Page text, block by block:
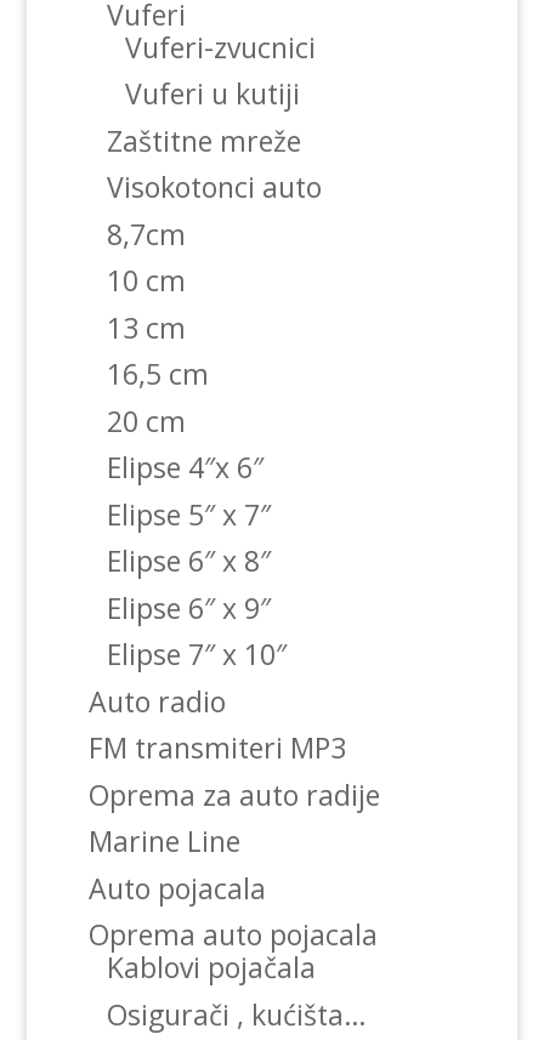
Vuferi
Vuferi-zvucnici
Vuferi u kutiji
Zaštitne mreže
Visokotonci auto
8,7cm
10 cm
13 cm
16,5 cm
20 cm
Elipse 4″x 6″
Elipse 5″ x 7″
Elipse 6″ x 8″
Elipse 6″ x 9″
Elipse 7″ x 10″
Auto radio
FM transmiteri MP3
Oprema za auto radije
Marine Line
Auto pojacala
Oprema auto pojacala
Kablovi pojačala
Osigurači , kućišta…